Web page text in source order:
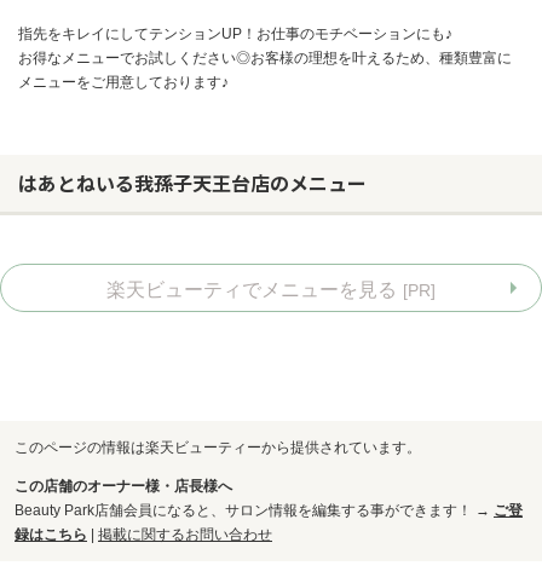
ネイルカタログ
メンズカタログ
指先をキレイにしてテンションUP！お仕事のモチベーションにも♪
お得なメニューでお試しください◎お客様の理想を叶えるため、種類豊富に
メニューをご用意しております♪
はあとねいる我孫子天王台店のメニュー
楽天ビューティでメニューを見る [PR]
このページの情報は楽天ビューティーから提供されています。
この店舗のオーナー様・店長様へ
Beauty Park店舗会員になると、サロン情報を編集する事ができます！ → ご登
録はこちら
掲載に関するお問い合わせ